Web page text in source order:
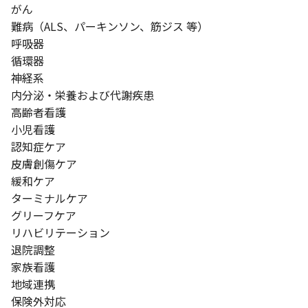
がん
難病（ALS、パーキンソン、筋ジス 等）
呼吸器
循環器
神経系
内分泌・栄養および代謝疾患
高齢者看護
小児看護
認知症ケア
皮膚創傷ケア
緩和ケア
ターミナルケア
グリーフケア
リハビリテーション
退院調整
家族看護
地域連携
保険外対応